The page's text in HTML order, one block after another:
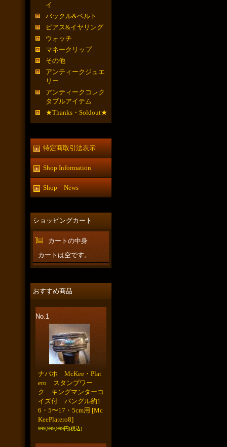
イ
バックル&ベルト
ピアス&イヤリング
ウォッチ
マネークリップ
その他
アンティークジュエ
リー
アンティークコレク
タブルアイテム
★Thanks・Soldout★
特定商取引法表示
Shop Information
Shop News
ショッピングカート
カートの中身
カートは空です。
おすすめ商品
No.1
ナバホ McKee・Plat
ero スタンプワー
ク キングマンターコ
イズ付 バングル約1
6・5〜17・5cm用 [Mc
KeePlatero8]
999,999,999円(税込)